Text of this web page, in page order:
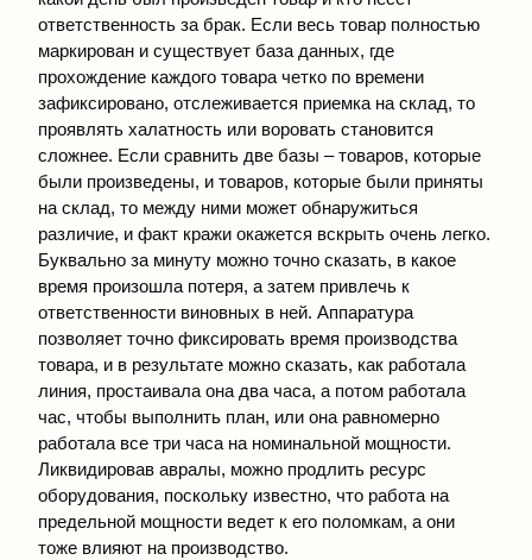
ответственность за брак. Если весь товар полностью
маркирован и существует база данных, где
прохождение каждого товара четко по времени
зафиксировано, отслеживается приемка на склад, то
проявлять халатность или воровать становится
сложнее. Если сравнить две базы – товаров, которые
были произведены, и товаров, которые были приняты
на склад, то между ними может обнаружиться
различие, и факт кражи окажется вскрыть очень легко.
Буквально за минуту можно точно сказать, в какое
время произошла потеря, а затем привлечь к
ответственности виновных в ней. Аппаратура
позволяет точно фиксировать время производства
товара, и в результате можно сказать, как работала
линия, простаивала она два часа, а потом работала
час, чтобы выполнить план, или она равномерно
работала все три часа на номинальной мощности.
Ликвидировав авралы, можно продлить ресурс
оборудования, поскольку известно, что работа на
предельной мощности ведет к его поломкам, а они
тоже влияют на производство.